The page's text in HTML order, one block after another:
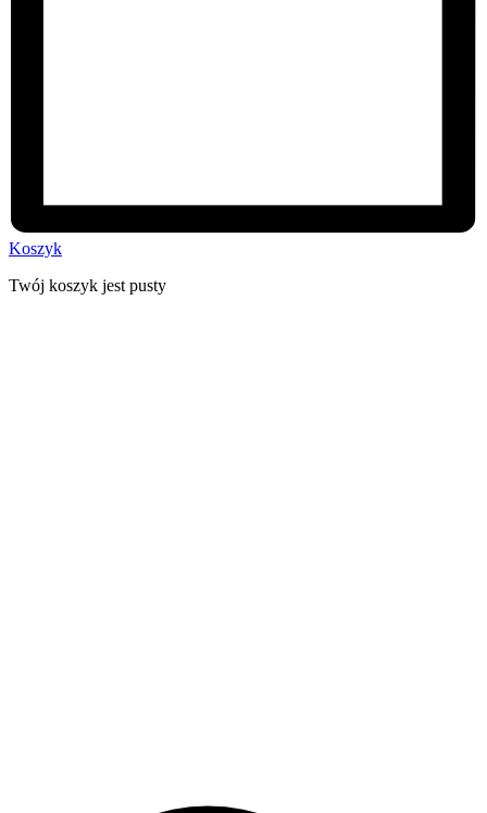
Koszyk
Twój koszyk jest pusty